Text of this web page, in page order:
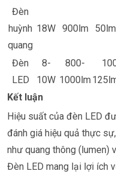
Đèn
huỳnh
quang
18W 900lm
Đèn
LED
8-
10W
800-
1000lm
Kết luận
Hiệu suất của đèn LED
đánh giá hiệu quả thực
như quang thông (lumen)
Đèn LED mang lại lợi ích